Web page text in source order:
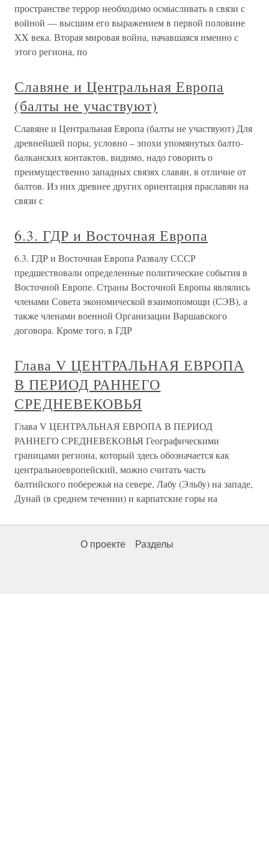
пространстве террор необходимо осмысливать в связи с
войной — высшим его выражением в первой половине
XX века. Вторая мировая война, начавшаяся именно с
этого региона, по
Славяне и Центральная Европа
(балты не участвуют)
Славяне и Центральная Европа (балты не участвуют) Для
древнейшей поры, условно – эпохи упомянутых балто-
балканских контактов, видимо, надо говорить о
преимущественно западных связях славян, в отличие от
балтов. Из них древнее других ориентация праславян на
связи с
6.3. ГДР и Восточная Европа
6.3. ГДР и Восточная Европа Развалу СССР
предшествовали определенные политические события в
Восточной Европе. Страны Восточной Европы являлись
членами Совета экономической взаимопомощи (СЭВ), а
также членами военной Организации Варшавского
договора. Кроме того, в ГДР
Глава V ЦЕНТРАЛЬНАЯ ЕВРОПА
В ПЕРИОД РАННЕГО
СРЕДНЕВЕКОВЬЯ
Глава V ЦЕНТРАЛЬНАЯ ЕВРОПА В ПЕРИОД
РАННЕГО СРЕДНЕВЕКОВЬЯ Географическими
границами региона, который здесь обозначается как
центральноевропейский, можно считать часть
балтийского побережья на севере, Лабу (Эльбу) на западе,
Дунай (в среднем течении) и карпатские горы на
О проекте Разделы